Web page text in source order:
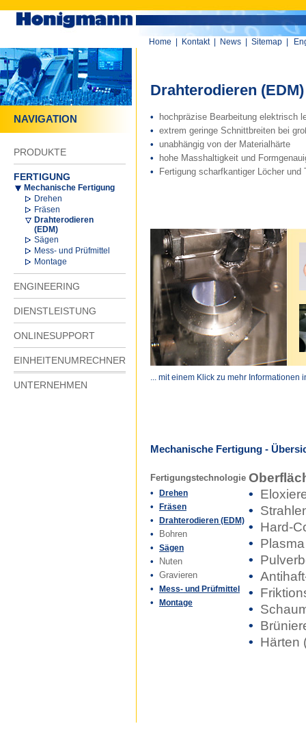
Home Kontakt News Sitemap
NAVIGATION
PRODUKTE
FERTIGUNG
Mechanische Fertigung
Drehen
Fräsen
Drahterodieren
(EDM)
Sägen
Mess- und Prüfmittel
Montage
ENGINEERING
DIENSTLEISTUNG
ONLINESUPPORT
EINHEITENUMRECHNER
UNTERNEHMEN
Drahterodieren (EDM)
• hochpräzise Bearbeitung elektrisch
• extrem geringe Schnittbreiten bei
• unabhängig von der Materialhärte
• hohe Masshaltigkeit und
• Fertigung scharfkantiger Löcher und
... mit einem Klick zu mehr Informationen
Mechanische Fertigung -
Fertigungstechnologie
• Drehen
• Fräsen
• Drahterodieren (EDM)
• Bohren
•
Sägen
• Nuten
• Gravieren
•
Mess- und Prüfmittel
• Montage
•
•
• Hard-
•
•
•
•
•
•
• Härten